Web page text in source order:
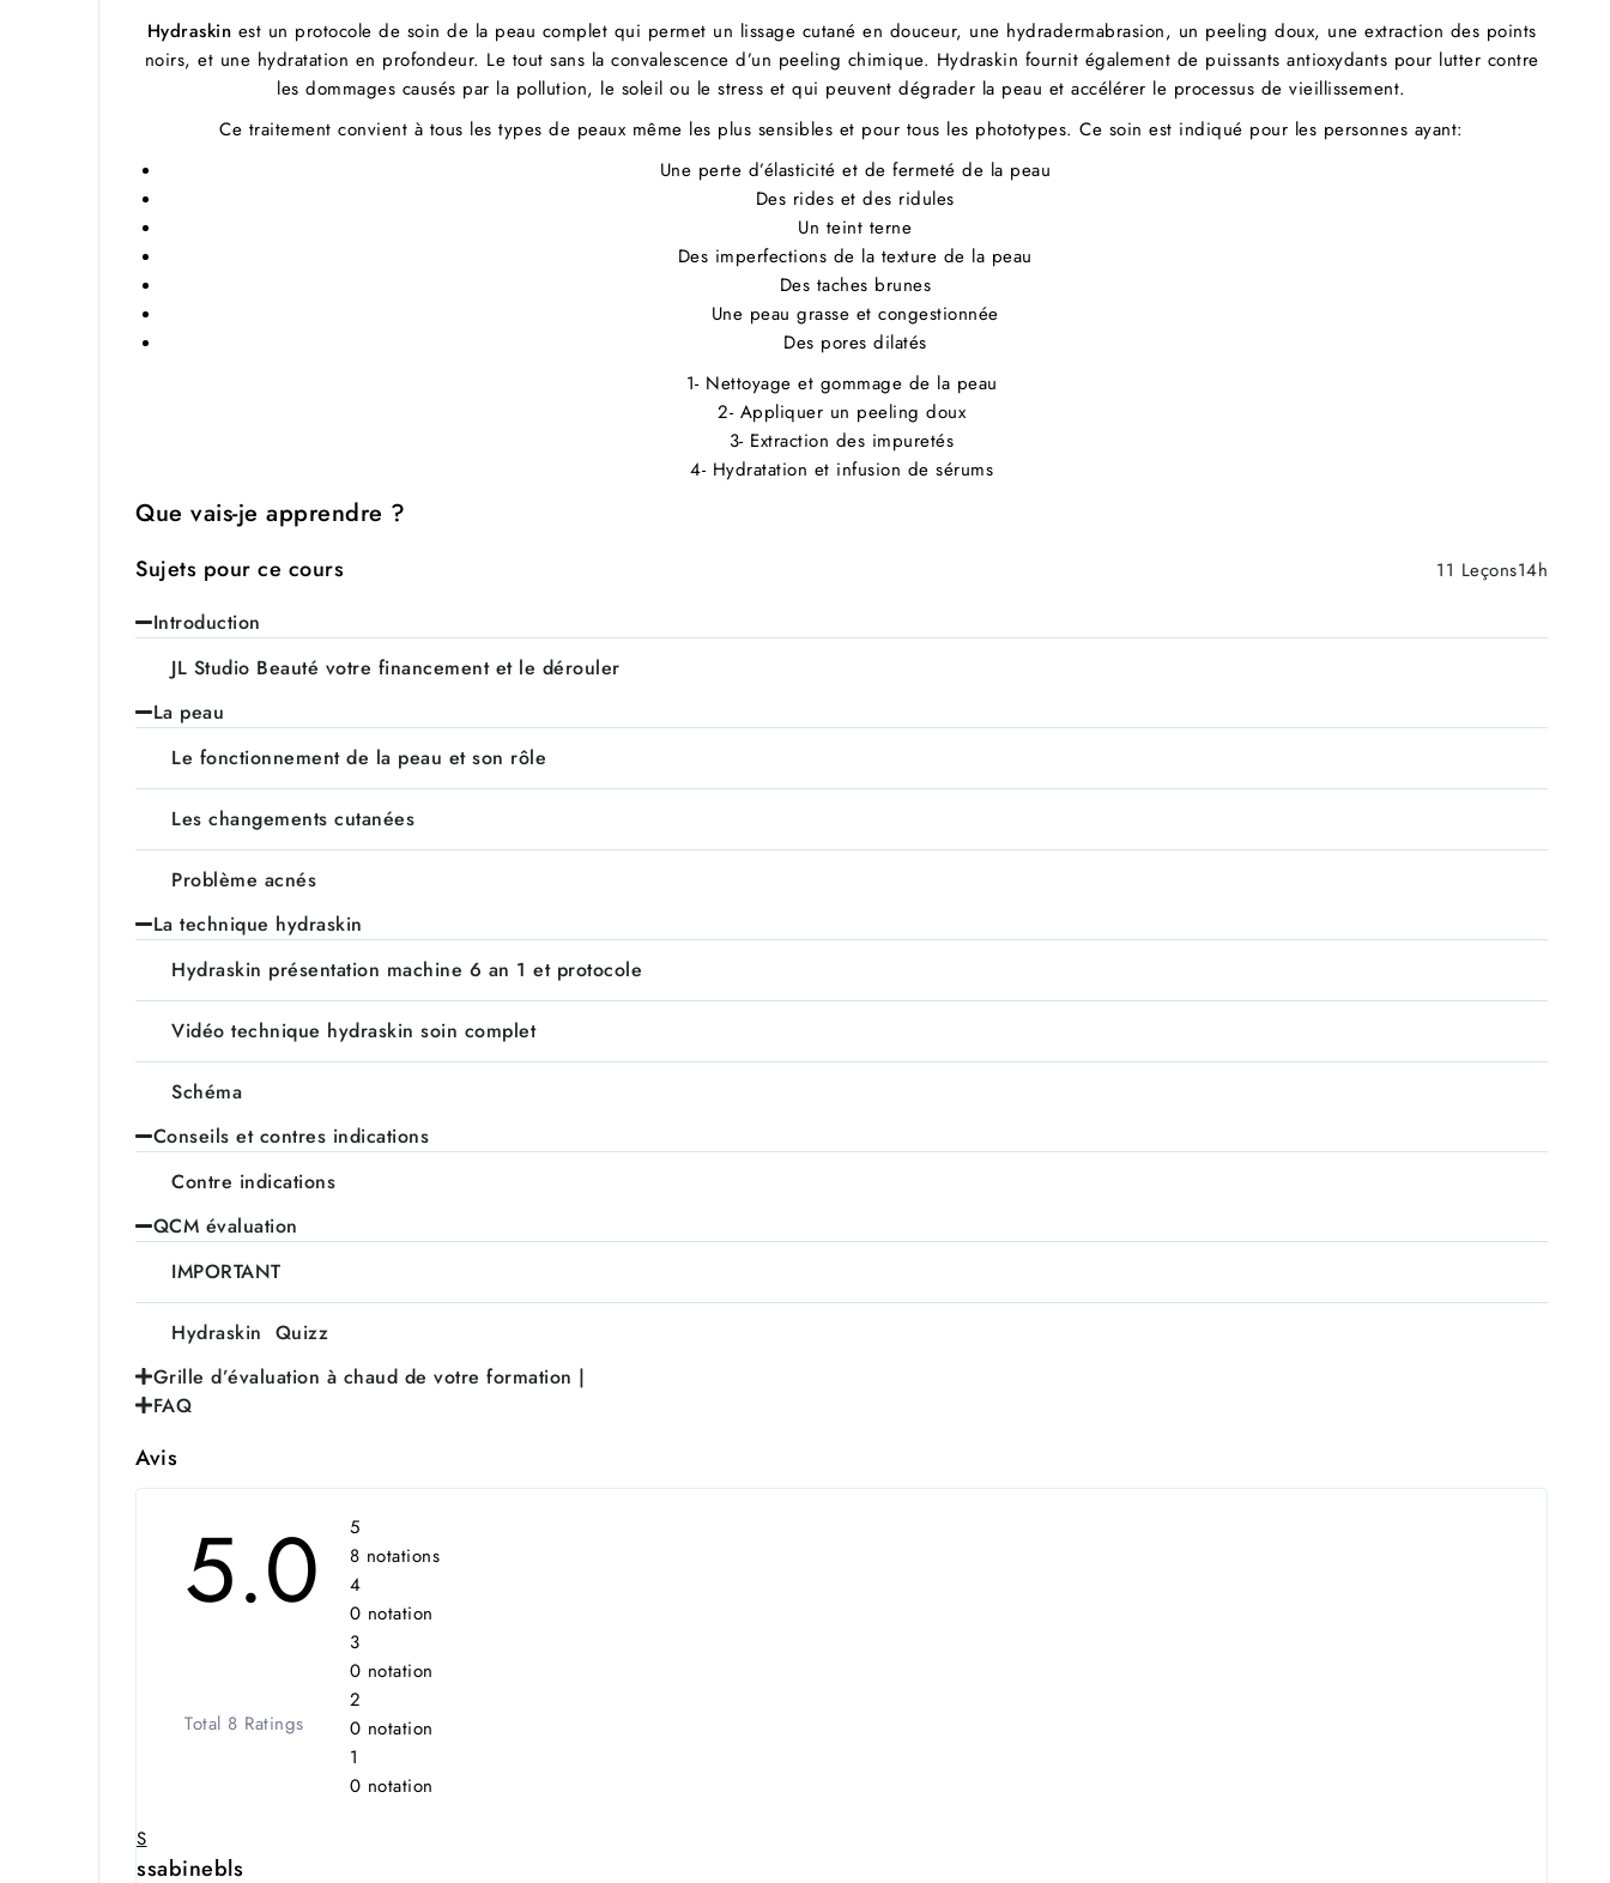
Hydraskin est un protocole de soin de la peau complet qui permet un lissage cutané en douceur, une hydradermabrasion, un peeling doux, une extraction des points
noirs, et une hydratation en profondeur. Le tout sans la convalescence d’un peeling chimique. Hydraskin fournit également de puissants antioxydants pour lutter contre
les dommages causés par la pollution, le soleil ou le stress et qui peuvent dégrader la peau et accélérer le processus de vieillissement.
Ce traitement convient à tous les types de peaux même les plus sensibles et pour tous les phototypes. Ce soin est indiqué pour les personnes ayant:
Une perte d’élasticité et de fermeté de la peau
Des rides et des ridules
Un teint terne
Des imperfections de la texture de la peau
Des taches brunes
Une peau grasse et congestionnée
Des pores dilatés
1- Nettoyage et gommage de la peau
2- Appliquer un peeling doux
3- Extraction des impuretés
4- Hydratation et infusion de sérums
Que vais-je apprendre ?
Sujets pour ce cours 11 Leçons14h
Introduction
JL Studio Beauté votre financement et le dérouler
La peau
Le fonctionnement de la peau et son rôle
Les changements cutanées
Problème acnés
La technique hydraskin
Hydraskin présentation machine 6 an 1 et protocole
Vidéo technique hydraskin soin complet
Schéma
Conseils et contres indications
Contre indications
QCM évaluation
IMPORTANT
Hydraskin Quizz
Grille d’évaluation à chaud de votre formation |
FAQ
Avis
5.0
Total 8 Ratings
5
8 notations
4
0 notation
3
0 notation
2
0 notation
1
0 notation
S
ssabinebls